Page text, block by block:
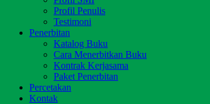
Profil Penulis
Testimoni
Penerbitan
Katalog Buku
Cara Menerbitkan Buku
Kontrak Kerjasama
Paket Penerbitan
Percetakan
Kontak